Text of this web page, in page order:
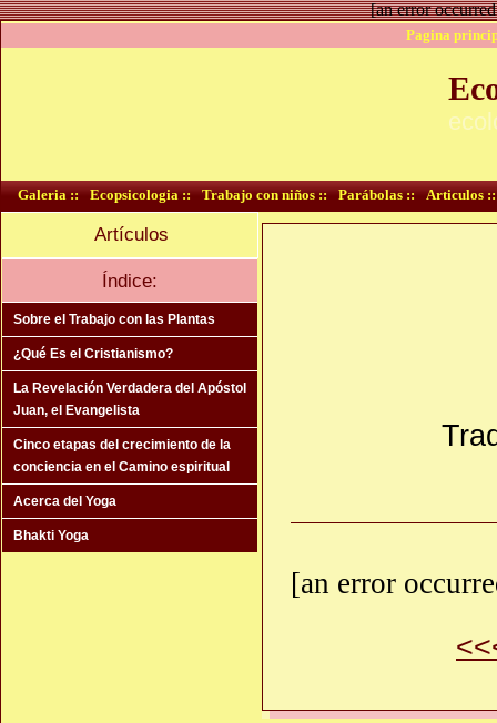
[an error
Pagina
Galeria :: Ecopsicologia :: Trabajo con niños :: Parábolas :: Articulos ::
Artículos
Índice:
Sobre el Trabajo con las Plantas
¿Qué Es el Cristianismo?
La Revelación Verdadera del Apóstol
Juan, el Evangelista
Cinco etapas del crecimiento de la
conciencia en el Camino espiritual
Acerca del Yoga
Bhakti Yoga
[an error